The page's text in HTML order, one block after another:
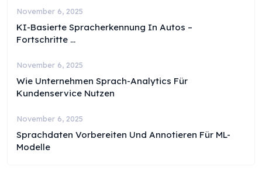
November 6, 2025
KI-Basierte Spracherkennung In Autos –
Fortschritte ...
November 6, 2025
Wie Unternehmen Sprach-Analytics Für
Kundenservice Nutzen
November 6, 2025
Sprachdaten Vorbereiten Und Annotieren Für ML-
Modelle